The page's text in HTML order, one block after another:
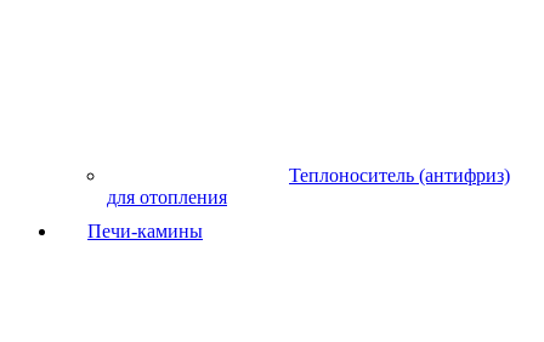
Теплоноситель (антифриз)
для отопления
Печи-камины